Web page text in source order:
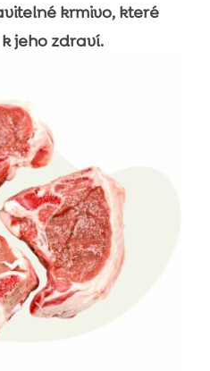
krmivo, které
jeho zdraví.